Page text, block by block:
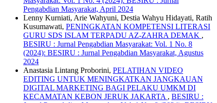
Pengabdian Masyarakat, April 2024
Lenny Kurniati, Arie Wahyuni, Destia Wahyu Hidayati, Ratih
Kusumawati, PENINGKATAN KOMPETENSI LITERASI
GURU SDS ISLAM TERPADU AZ-ZAHRA DEMAK ,
BESIRU : Jurnal Pengabdian Masyarakat: Vol. 1 No. 8
(2024): BESIRU : Jurnal Pengabdian Masyarakat, Agustus
2024
Anastasia Lintang Proborini, PELATIHAN VIDEO
EDITING UNTUK MENINGKATKAN JANGKAUAN
DIGITAL MARKETING BAGI PELAKU UMKM DI
KECAMATAN KEBON JERUK JAKARTA , BESIRU :